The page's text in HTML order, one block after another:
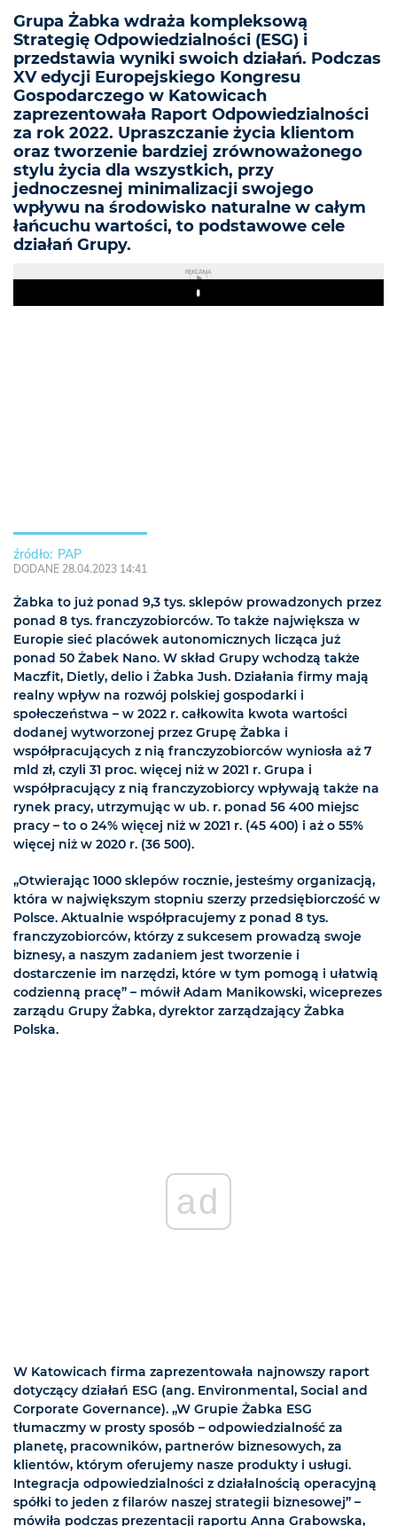
Grupa Żabka wdraża kompleksową
Strategię Odpowiedzialności (ESG) i
przedstawia wyniki swoich działań. Podczas
XV edycji Europejskiego Kongresu
Gospodarczego w Katowicach
zaprezentowała Raport Odpowiedzialności
za rok 2022. Upraszczanie życia klientom
oraz tworzenie bardziej zrównoważonego
stylu życia dla wszystkich, przy
jednoczesnej minimalizacji swojego
wpływu na środowisko naturalne w całym
łańcuchu wartości, to podstawowe cele
działań Grupy.
REKLAMA
Play
PAP
DODANE 28.04.2023 14:41
Żabka to już ponad 9,3 tys. sklepów prowadzonych przez
ponad 8 tys. franczyzobiorców. To także największa w
Europie sieć placówek autonomicznych licząca już
ponad 50 Żabek Nano. W skład Grupy wchodzą także
Maczfit, Dietly, delio i Żabka Jush. Działania firmy mają
realny wpływ na rozwój polskiej gospodarki i
społeczeństwa – w 2022 r. całkowita kwota wartości
dodanej wytworzonej przez Grupę Żabka i
współpracujących z nią franczyzobiorców wyniosła aż 7
mld zł, czyli 31 proc. więcej niż w 2021 r. Grupa i
współpracujący z nią franczyzobiorcy wpływają także na
rynek pracy, utrzymując w ub. r. ponad 56 400 miejsc
pracy – to o 24% więcej niż w 2021 r. (45 400) i aż o 55%
więcej niż w 2020 r. (36 500).
„Otwierając 1000 sklepów rocznie, jesteśmy organizacją,
która w największym stopniu szerzy przedsiębiorczość w
Polsce. Aktualnie współpracujemy z ponad 8 tys.
franczyzobiorców, którzy z sukcesem prowadzą swoje
biznesy, a naszym zadaniem jest tworzenie i
dostarczenie im narzędzi, które w tym pomogą i ułatwią
codzienną pracę” – mówił Adam Manikowski, wiceprezes
zarządu Grupy Żabka, dyrektor zarządzający Żabka
Polska.
ad
W Katowicach firma zaprezentowała najnowszy raport
dotyczący działań ESG (ang. Environmental, Social and
Corporate Governance). „W Grupie Żabka ESG
tłumaczmy w prosty sposób – odpowiedzialność za
planetę, pracowników, partnerów biznesowych, za
klientów, którym oferujemy nasze produkty i usługi.
Integracja odpowiedzialności z działalnością operacyjną
spółki to jeden z filarów naszej strategii biznesowej” –
mówiła podczas prezentacji raportu Anna Grabowska,